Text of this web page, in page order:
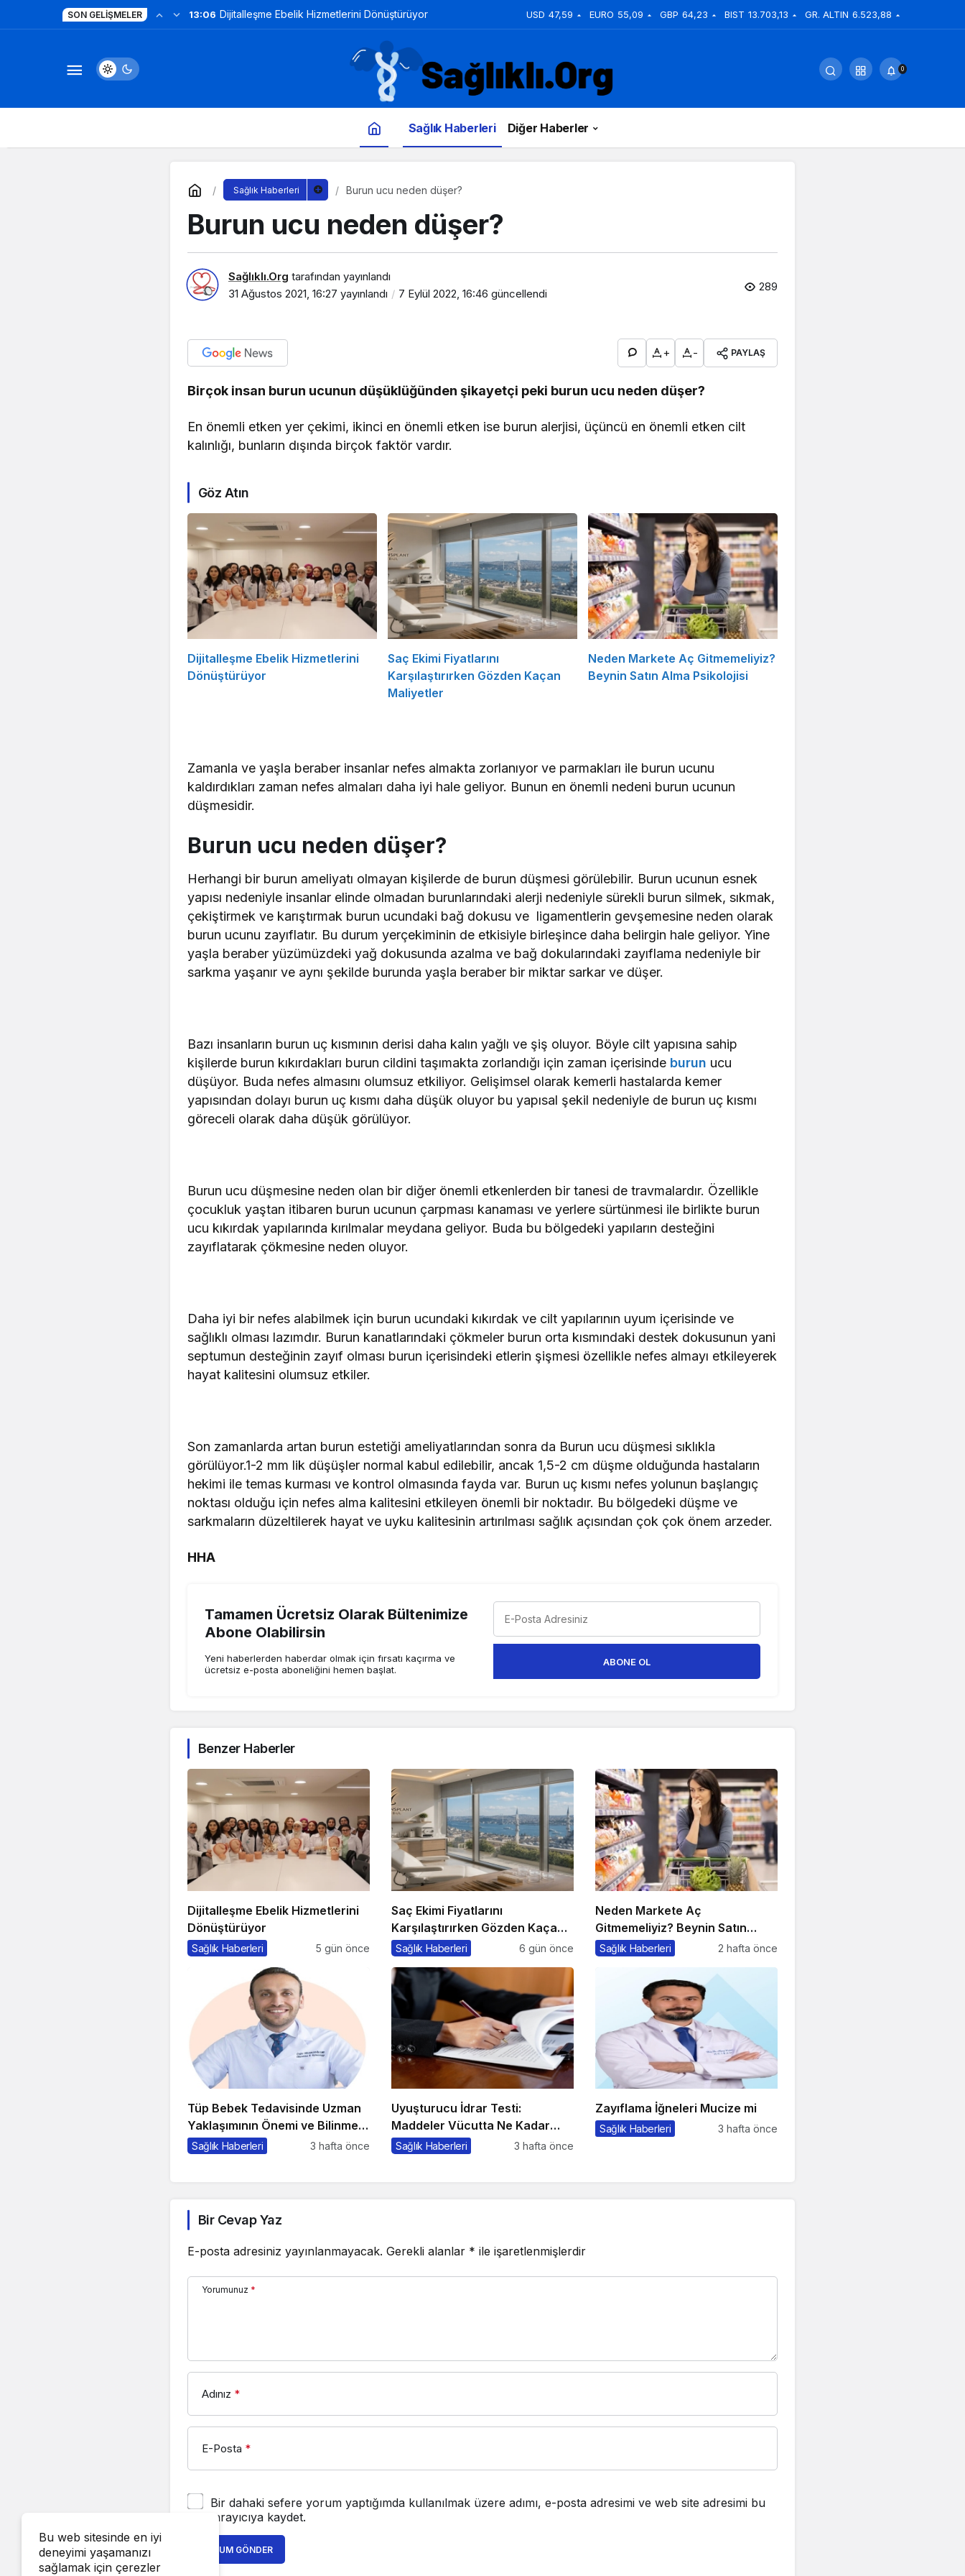
SON GELIŞMELER 13:06 Dijitalleşme Ebelik Hizmetlerini Dönüştürüyor USD 47,59 EURO 55,09 GBP 64,23 BIST 13.703,13 GR. ALTIN 6.523,88
0
Sağlık Haberleri Diğer Haberler
Sağlık Haberleri Burun ucu neden düşer?
Burun ucu neden düşer?
Sağlıklı.Org tarafından yayınlandı
31 Ağustos 2021, 16:27 yayınlandı 7 Eylül 2022, 16:46 güncellendi 289
+ - PAYLAŞ
Birçok insan burun ucunun düşüklüğünden şikayetçi peki burun ucu neden düşer?
En önemli etken yer çekimi, ikinci en önemli etken ise burun alerjisi, üçüncü en önemli etken cilt
kalınlığı, bunların dışında birçok faktör vardır.
Göz Atın
Dijitalleşme Ebelik Hizmetlerini
Dönüştürüyor
Saç Ekimi Fiyatlarını
Karşılaştırırken Gözden Kaçan
Maliyetler
Neden Markete Aç Gitmemeliyiz?
Beynin Satın Alma Psikolojisi
Zamanla ve yaşla beraber insanlar nefes almakta zorlanıyor ve parmakları ile burun ucunu
kaldırdıkları zaman nefes almaları daha iyi hale geliyor. Bunun en önemli nedeni burun ucunun
düşmesidir.
Burun ucu neden düşer?
Herhangi bir burun ameliyatı olmayan kişilerde de burun düşmesi görülebilir. Burun ucunun esnek
yapısı nedeniyle insanlar elinde olmadan burunlarındaki alerji nedeniyle sürekli burun silmek, sıkmak,
çekiştirmek ve karıştırmak burun ucundaki bağ dokusu ve ligamentlerin gevşemesine neden olarak
burun ucunu zayıflatır. Bu durum yerçekiminin de etkisiyle birleşince daha belirgin hale geliyor. Yine
yaşla beraber yüzümüzdeki yağ dokusunda azalma ve bağ dokularındaki zayıflama nedeniyle bir
sarkma yaşanır ve aynı şekilde burunda yaşla beraber bir miktar sarkar ve düşer.
Bazı insanların burun uç kısmının derisi daha kalın yağlı ve şiş oluyor. Böyle cilt yapısına sahip
kişilerde burun kıkırdakları burun cildini taşımakta zorlandığı için zaman içerisinde burun ucu
düşüyor. Buda nefes almasını olumsuz etkiliyor. Gelişimsel olarak kemerli hastalarda kemer
yapısından dolayı burun uç kısmı daha düşük oluyor bu yapısal şekil nedeniyle de burun uç kısmı
göreceli olarak daha düşük görülüyor.
Burun ucu düşmesine neden olan bir diğer önemli etkenlerden bir tanesi de travmalardır. Özellikle
çocukluk yaştan itibaren burun ucunun çarpması kanaması ve yerlere sürtünmesi ile birlikte burun
ucu kıkırdak yapılarında kırılmalar meydana geliyor. Buda bu bölgedeki yapıların desteğini
zayıflatarak çökmesine neden oluyor.
Daha iyi bir nefes alabilmek için burun ucundaki kıkırdak ve cilt yapılarının uyum içerisinde ve
sağlıklı olması lazımdır. Burun kanatlarındaki çökmeler burun orta kısmındaki destek dokusunun yani
septumun desteğinin zayıf olması burun içerisindeki etlerin şişmesi özellikle nefes almayı etkileyerek
hayat kalitesini olumsuz etkiler.
Son zamanlarda artan burun estetiği ameliyatlarından sonra da Burun ucu düşmesi sıklıkla
görülüyor.1-2 mm lik düşüşler normal kabul edilebilir, ancak 1,5-2 cm düşme olduğunda hastaların
hekimi ile temas kurması ve kontrol olmasında fayda var. Burun uç kısmı nefes yolunun başlangıç
noktası olduğu için nefes alma kalitesini etkileyen önemli bir noktadır. Bu bölgedeki düşme ve
sarkmaların düzeltilerek hayat ve uyku kalitesinin artırılması sağlık açısından çok çok önem arzeder.
HHA
Tamamen Ücretsiz Olarak Bültenimize
Abone Olabilirsin
Yeni haberlerden haberdar olmak için fırsatı kaçırma ve
ücretsiz e-posta aboneliğini hemen başlat.
ABONE OL
Benzer Haberler
Dijitalleşme Ebelik Hizmetlerini
Dönüştürüyor
Sağlık Haberleri 5 gün önce
Saç Ekimi Fiyatlarını
Karşılaştırırken Gözden Kaçan
Maliyetler
Sağlık Haberleri 6 gün önce
Neden Markete Aç
Gitmemeliyiz? Beynin Satın
Alma Psikolojisi
Sağlık Haberleri 2 hafta önce
Tüp Bebek Tedavisinde Uzman
Yaklaşımının Önemi ve Bilinmesi
Gerekenler
Sağlık Haberleri 3 hafta önce
Uyuşturucu İdrar Testi:
Maddeler Vücutta Ne Kadar
Kalır, Süreç Nasıl İşler?
Sağlık Haberleri 3 hafta önce
Zayıflama İğneleri Mucize mi
Sağlık Haberleri 3 hafta önce
Bir Cevap Yaz
E-posta adresiniz yayınlanmayacak. Gerekli alanlar * ile işaretlenmişlerdir
Yorumunuz *
Adınız *
E-Posta *
Bir dahaki sefere yorum yaptığımda kullanılmak üzere adımı, e-posta adresimi ve web site adresimi bu
tarayıcıya kaydet.
YORUM GÖNDER
Bu web sitesinde en iyi
deneyimi yaşamanızı
sağlamak için çerezler